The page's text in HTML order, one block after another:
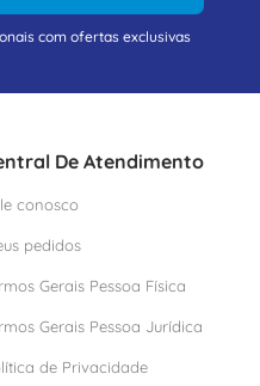
com ofertas exclusivas
De Atendimento
conosco
pedidos
Gerais Pessoa Física
Gerais Pessoa Jurídica
de Privacidade